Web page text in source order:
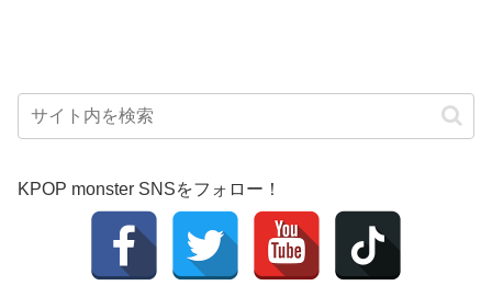
KPOP monster SNSをフォロー！